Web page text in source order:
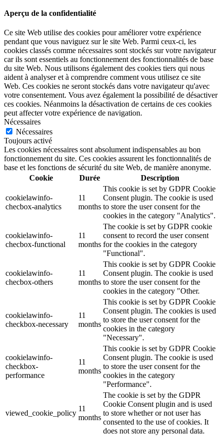
Aperçu de la confidentialité
Ce site Web utilise des cookies pour améliorer votre expérience
pendant que vous naviguez sur le site Web. Parmi ceux-ci, les
cookies classés comme nécessaires sont stockés sur votre navigateur
car ils sont essentiels au fonctionnement des fonctionnalités de base
du site Web. Nous utilisons également des cookies tiers qui nous
aident à analyser et à comprendre comment vous utilisez ce site
Web. Ces cookies ne seront stockés dans votre navigateur qu'avec
votre consentement. Vous avez également la possibilité de désactiver
ces cookies. Néanmoins la désactivation de certains de ces cookies
peut affecter votre expérience de navigation.
Nécessaires
Nécessaires
Toujours activé
Les cookies nécessaires sont absolument indispensables au bon
fonctionnement du site. Ces cookies assurent les fonctionnalités de
base et les fonctions de sécurité du site Web, de manière anonyme.
Cookie
Durée Description
cookielawinfo-
checbox-analytics
11
months
This cookie is set by GDPR Cookie
Consent plugin. The cookie is used
to store the user consent for the
cookies in the category "Analytics".
cookielawinfo-
checbox-functional
11
months
The cookie is set by GDPR cookie
consent to record the user consent
for the cookies in the category
"Functional".
cookielawinfo-
checbox-others
11
months
This cookie is set by GDPR Cookie
Consent plugin. The cookie is used
to store the user consent for the
cookies in the category "Other.
cookielawinfo-
checkbox-necessary
11
months
This cookie is set by GDPR Cookie
Consent plugin. The cookies is used
to store the user consent for the
cookies in the category
"Necessary".
cookielawinfo-
checkbox-
performance
11
months
This cookie is set by GDPR Cookie
Consent plugin. The cookie is used
to store the user consent for the
cookies in the category
"Performance".
viewed_cookie_policy
11
months
The cookie is set by the GDPR
Cookie Consent plugin and is used
to store whether or not user has
consented to the use of cookies. It
does not store any personal data.